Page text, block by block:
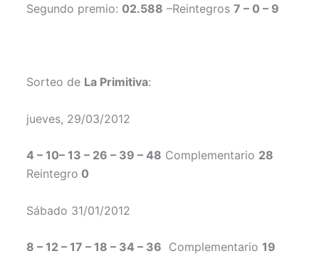
Segundo premio: 02.588 –Reintegros7 – 0 – 9
Sorteo de La Primitiva:
jueves, 29/03/2012
4 – 10– 13 – 26 – 39 – 48 Complementario 28
Reintegro 0
Sábado 31/01/2012
8 – 12 – 17 – 18 – 34 – 36 Complementario19